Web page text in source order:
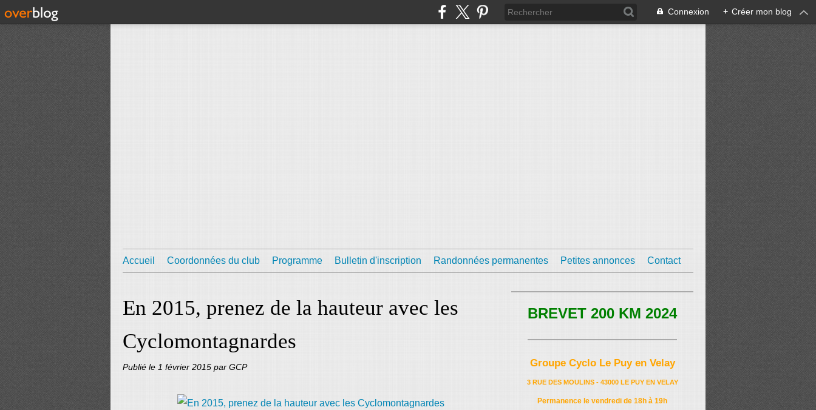
Connexion + Créer mon blog
Accueil Coordonnées du club Programme Bulletin d'inscription Randonnées permanentes Petites annonces Contact
En 2015, prenez de la hauteur avec les
Cyclomontagnardes
Publié le 1 février 2015 par GCP
BREVET 200 KM 2024
Groupe Cyclo Le Puy en Velay
3 RUE DES MOULINS - 43000 LE PUY EN VELAY
Permanence le vendredi de 18h à 19h